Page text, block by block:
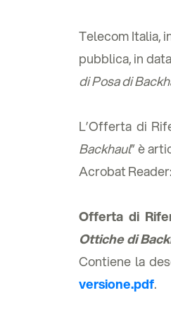
Telecom Italia,
pubblica, in
di Posa di
L’Offerta di
Backhaul” è
Acrobat Reader:
Offerta di
Ottiche di
Contiene la
versione.pdf.